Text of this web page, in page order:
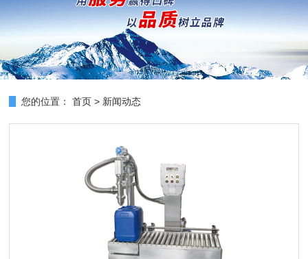
您的位置： 首页 > 新闻动态